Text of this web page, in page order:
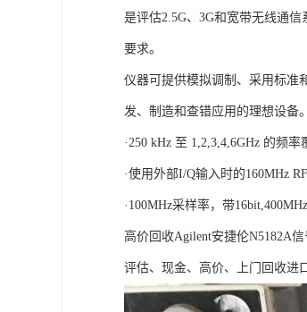
是评估2.5G、3G和宽带无线通
要求。
仪器可提供模拟调制、采用标准
发、制造和查错应用的理想设备。
·250 kHz 至 1,2,3,4,6GHz 的频率
·使用外部I/Q输入时的160MHz
·100MHz采样率，带
高价回收Agilent安捷伦N5182A
评估、现金、高价、上门回收进